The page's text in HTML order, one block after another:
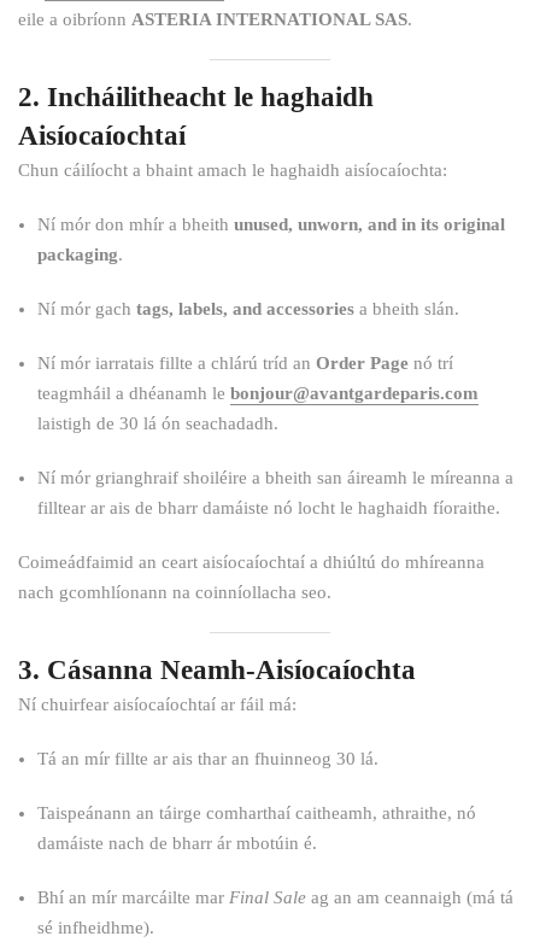
eile a oibríonn ASTERIA INTERNATIONAL SAS.
2. Incháilitheacht le haghaidh
Aisíocaíochtaí
Chun cáilíocht a bhaint amach le haghaidh aisíocaíochta:
Ní mór don mhír a bheith unused, unworn, and in its original
packaging.
Ní mór gach tags, labels, and accessories a bheith slán.
Ní mór iarratais fillte a chlárú tríd an Order Page nó trí
teagmháil a dhéanamh le bonjour@avantgardeparis.com
laistigh de 30 lá ón seachadadh.
Ní mór grianghraif shoiléire a bheith san áireamh le míreanna a
filltear ar ais de bharr damáiste nó locht le haghaidh fíoraithe.
Coimeádfaimid an ceart aisíocaíochtaí a dhiúltú do mhíreanna
nach gcomhlíonann na coinníollacha seo.
3. Cásanna Neamh-Aisíocaíochta
Ní chuirfear aisíocaíochtaí ar fáil má:
Tá an mír fillte ar ais thar an fhuinneog 30 lá.
Taispeánann an táirge comharthaí caitheamh, athraithe, nó
damáiste nach de bharr ár mbotúin é.
Bhí an mír marcáilte mar Final Sale ag an am ceannaigh (má tá
sé infheidhme).